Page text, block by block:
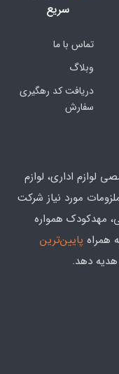
سریع
تماس با ما
وبلاگ
دریافت کد رهگیری
سفارش
لوازم اداری، لوازم
مورد نیاز شرکت
مهدکودک همواره
همراه پایین‌ترین
دهد.